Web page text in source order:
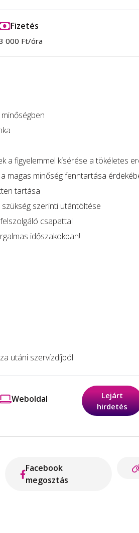
Fizetés
000 Ft/óra
a figyelemmel kísérése a tökéletes
magas minőség fenntartása
tartása
szerinti utántöltése
csapattal
időszakokban!
utáni szervízdíjból
Weboldal
Lejárt
hirdetés
Facebook
megosztás